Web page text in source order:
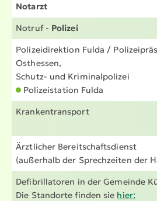
Notarzt
Notruf - Polizei
Polizei­di­rektion Fulda /
Osthessen,
Schutz- und Krimi­nal­po­lizei
Polizei­station Fulda
Kranken­transport
Ärztlicher Bereit­schafts­dienst
(außerhalb der Sprech­zeiten der
Defibril­la­toren in der Gemeinde
Die Standorte finden sie hier: